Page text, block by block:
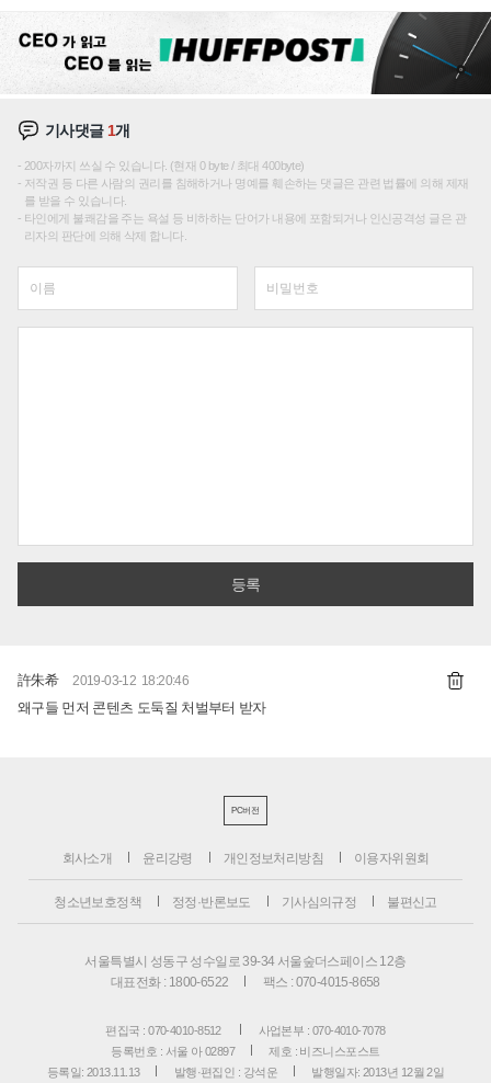
기사댓글 1개
200자까지 쓰실 수 있습니다. (현재 0 byte / 최대 400byte)
저작권 등 다른 사람의 권리를 침해하거나 명예를 훼손하는 댓글은 관련 법률에 의해 제재
를 받을 수 있습니다.
타인에게 불쾌감을 주는 욕설 등 비하하는 단어가 내용에 포함되거나 인신공격성 글은 관
리자의 판단에 의해 삭제 합니다.
許朱希 2019-03-12 18:20:46
왜구들 먼저 콘텐츠 도둑질 처벌부터 받자
PC버전
회사소개 윤리강령 개인정보처리방침 이용자위원회
청소년보호정책 정정·반론보도 기사심의규정 불편신고
서울특별시 성동구 성수일로 39-34 서울숲더스페이스 12층
대표전화 : 1800-6522
팩스 : 070-4015-8658
편집국 : 070-4010-8512
사업본부 : 070-4010-7078
등록번호 : 서울 아 02897
제호 : 비즈니스포스트
등록일: 2013.11.13
발행·편집인 : 강석운 발행일자: 2013년 12월 2일